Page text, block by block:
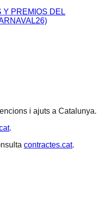
Y PREMIOS DEL
i ajuts a Catalunya.
.
contractes.cat.